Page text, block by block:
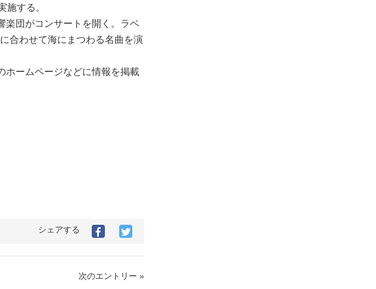
施する。
団がコンサートを開く。ラベ
合わせて海にまつわる名曲を演
ームページなどに情報を掲載
シェアする
Facebook
シ
ア
Twitter
シ
次のエントリー »